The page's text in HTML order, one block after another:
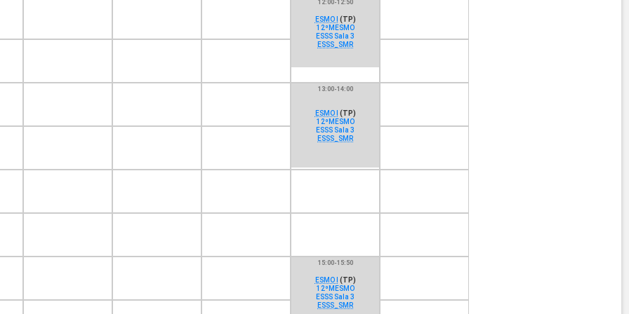
12:00-12:50
ESMO I
(TP)
12ºMESMO
ESSS Sala 3
ESSS_SMR
13:00-14:00
ESMO I
(TP)
12ºMESMO
ESSS Sala 3
ESSS_SMR
15:00-15:50
ESMO I
(TP)
12ºMESMO
ESSS Sala 3
ESSS_SMR